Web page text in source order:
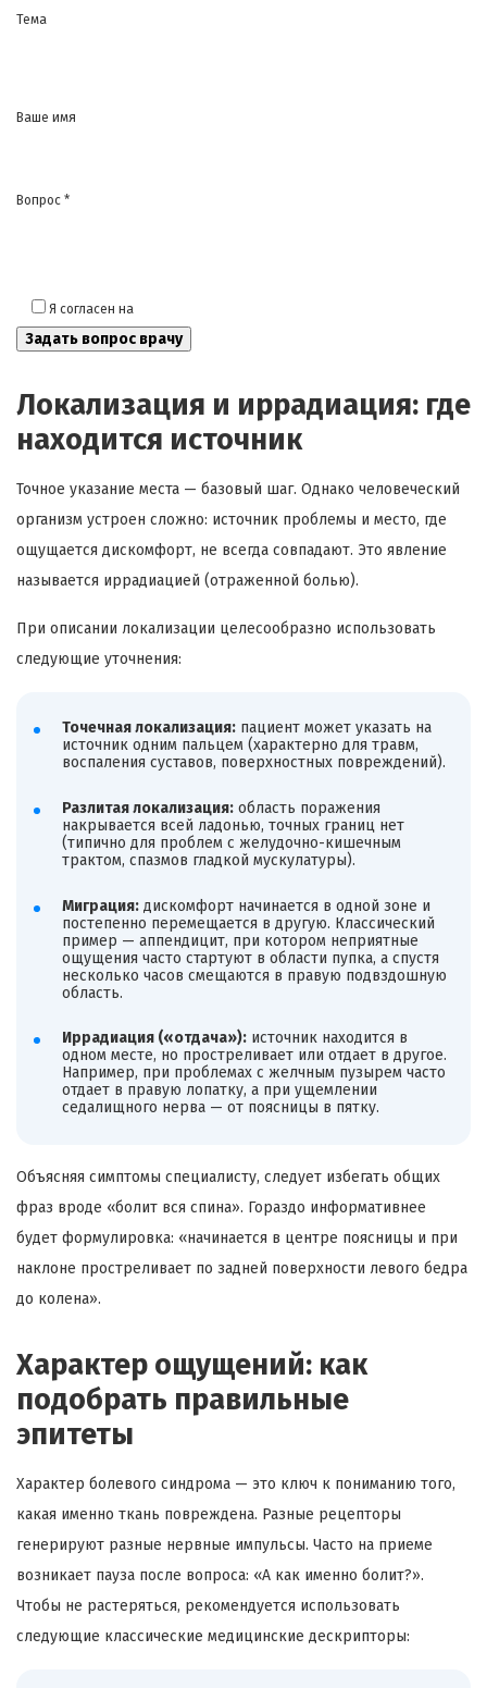
Тема
Ваше имя
Вопрос *
Я согласен на
Локализация и иррадиация: где
находится источник
Точное указание места — базовый шаг. Однако человеческий
организм устроен сложно: источник проблемы и место, где
ощущается дискомфорт, не всегда совпадают. Это явление
называется иррадиацией (отраженной болью).
При описании локализации целесообразно использовать
следующие уточнения:
Точечная локализация:пациент может указать на
источник одним пальцем (характерно для травм,
воспаления суставов, поверхностных повреждений).
Разлитая локализация:область поражения
накрывается всей ладонью, точных границ нет
(типично для проблем с желудочно-кишечным
трактом, спазмов гладкой мускулатуры).
Миграция:дискомфорт начинается в одной зоне и
постепенно перемещается в другую. Классический
пример — аппендицит, при котором неприятные
ощущения часто стартуют в области пупка, а спустя
несколько часов смещаются в правую подвздошную
область.
Иррадиация («отдача»):источник находится в
одном месте, но простреливает или отдает в другое.
Например, при проблемах с желчным пузырем часто
отдает в правую лопатку, а при ущемлении
седалищного нерва — от поясницы в пятку.
Объясняя симптомы специалисту, следует избегать общих
фраз вроде «болит вся спина». Гораздо информативнее
будет формулировка: «начинается в центре поясницы и при
наклоне простреливает по задней поверхности левого бедра
до колена».
Характер ощущений: как
подобрать правильные
эпитеты
Характер болевого синдрома — это ключ к пониманию того,
какая именно ткань повреждена. Разные рецепторы
генерируют разные нервные импульсы. Часто на приеме
возникает пауза после вопроса: «А как именно болит?».
Чтобы не растеряться, рекомендуется использовать
следующие классические медицинские дескрипторы: